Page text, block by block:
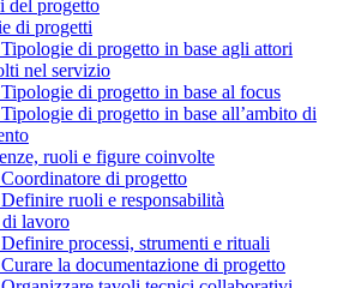
del progetto
di progetti
di progetto in base agli attori
nel servizio
di progetto in base al focus
di progetto in base all’ambito di
ruoli e figure coinvolte
di progetto
ruoli e responsabilità
lavoro
processi, strumenti e rituali
la documentazione di progetto